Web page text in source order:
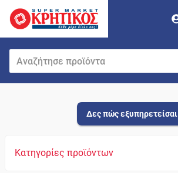
Δες πώς εξυπηρετείσαι
Κατηγορίες προϊόντων